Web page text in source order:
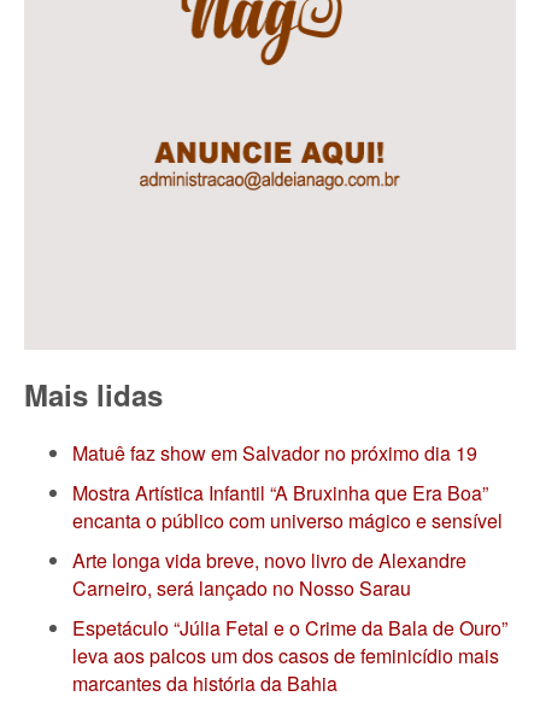
Mais lidas
Matuê faz show em Salvador no próximo dia 19
Mostra Artística Infantil “A Bruxinha que Era Boa”
encanta o público com universo mágico e sensível
Arte longa vida breve, novo livro de Alexandre
Carneiro, será lançado no Nosso Sarau
Espetáculo “Júlia Fetal e o Crime da Bala de Ouro”
leva aos palcos um dos casos de feminicídio mais
marcantes da história da Bahia